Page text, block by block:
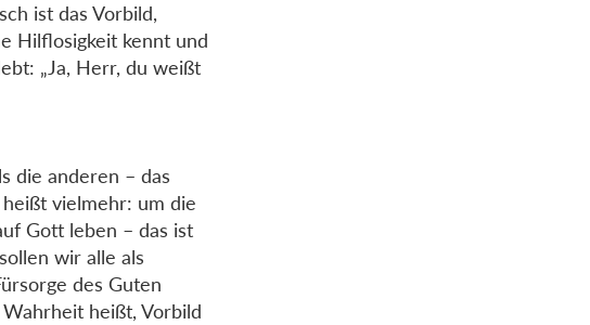
ist das Vorbild,
Hilflosigkeit kennt und
„Ja, Herr, du weißt
die anderen – das
vielmehr: um die
Gott leben – das ist
wir alle als
des Guten
heißt, Vorbild